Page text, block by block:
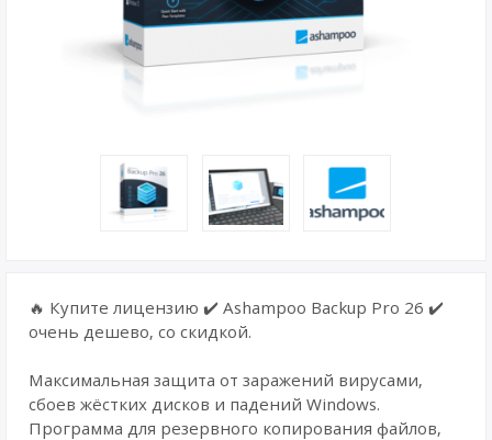
🔥 Купите лицензию ✔️ Ashampoo Backup Pro 26 ✔️
очень дешево, со скидкой.
Максимальная защита от заражений вирусами,
сбоев жёстких дисков и падений Windows.
Программа для резервного копирования файлов,